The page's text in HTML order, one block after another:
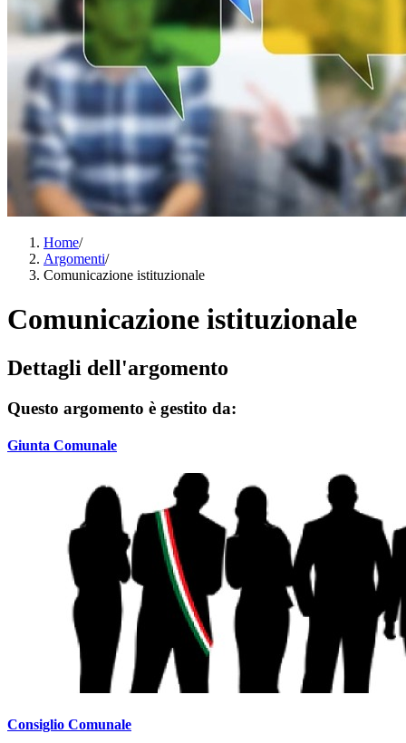
Home/
Argomenti/
Comunicazione istituzionale
Comunicazione istituzionale
Dettagli dell'argomento
Questo argomento è gestito da:
Giunta Comunale
Consiglio Comunale